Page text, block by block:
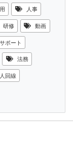
人事
研修 動画
ポート
法務
回線